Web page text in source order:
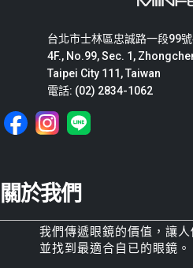
台北市士林區忠誠路一段99
4F., No.99, Sec. 1,
Taipei City 111, Taiwan
電話: (02) 2834-1062
關於我們
我們傳遞眼鏡的價值，讓人
並找到最適合自已的眼鏡。